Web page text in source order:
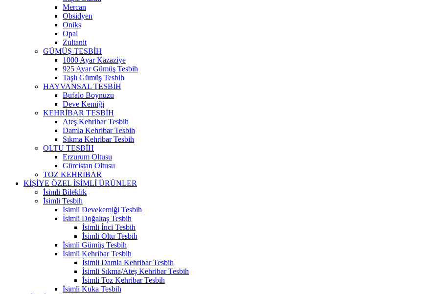
Mercan
Obsidyen
Oniks
Opal
Zultanit
GÜMÜŞ TESBİH
1000 Ayar Kazaziye
925 Ayar Gümüş Tesbih
Taşlı Gümüş Tesbih
HAYVANSAL TESBİH
Bufalo Boynuzu
Deve Kemiği
KEHRİBAR TESBİH
Ateş Kehribar Tesbih
Damla Kehribar Tesbih
Sıkma Kehribar Tesbih
OLTU TESBİH
Erzurum Oltusu
Gürcistan Oltusu
TOZ KEHRİBAR
KİŞİYE ÖZEL İSİMLİ ÜRÜNLER
İsimli Bileklik
İsimli Tesbih
İsimli Devekemiği Tesbih
İsimli Doğaltaş Tesbih
İsimli İnci Tesbih
İsimli Oltu Tesbih
İsimli Gümüş Tesbih
İsimli Kehribar Tesbih
İsimli Damla Kehribar Tesbih
İsimli Sıkma/Ateş Kehribar Tesbih
İsimli Toz Kehribar Tesbih
İsimli Kuka Tesbih